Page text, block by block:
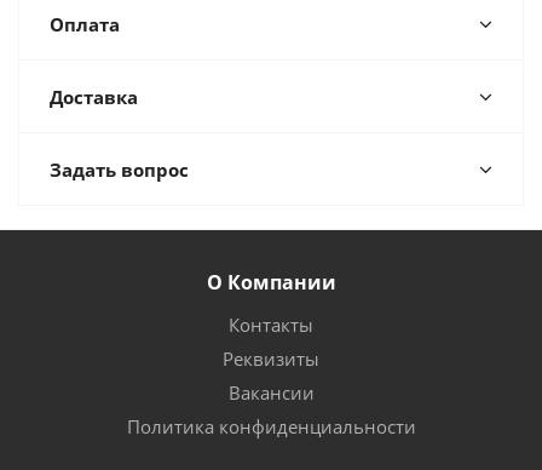
Оплата
Доставка
Задать вопрос
О Компании
Контакты
Реквизиты
Вакансии
Политика конфиденциальности